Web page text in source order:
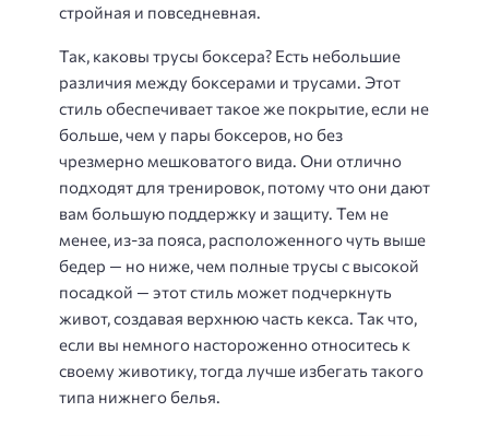
стройная и повседневная.
Так, каковы трусы боксера? Есть небольшие
различия между боксерами и трусами. Этот
стиль обеспечивает такое же покрытие, если не
больше, чем у пары боксеров, но без
чрезмерно мешковатого вида. Они отлично
подходят для тренировок, потому что они дают
вам большую поддержку и защиту. Тем не
менее, из-за пояса, расположенного чуть выше
бедер — но ниже, чем полные трусы с высокой
посадкой — этот стиль может подчеркнуть
живот, создавая верхнюю часть кекса. Так что,
если вы немного настороженно относитесь к
своему животику, тогда лучше избегать такого
типа нижнего белья.